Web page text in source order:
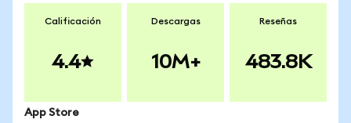
Calificación
4.4
Descargas
10M+
Reseñas
483.8K
App Store